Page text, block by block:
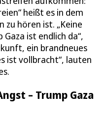
heißt es in dem
zu hören ist. „Keine
ist endlich da“,
ein brandneues
ist vollbracht“, lauten
– Trump Gaza